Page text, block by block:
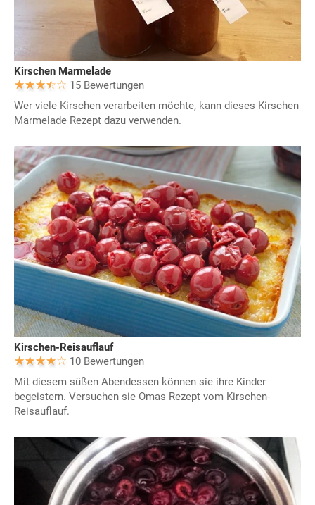
Kirschen Marmelade
15 Bewertungen
Wer viele Kirschen verarbeiten möchte, kann dieses Kirschen
Marmelade Rezept dazu verwenden.
Kirschen-Reisauflauf
10 Bewertungen
Mit diesem süßen Abendessen können sie ihre Kinder
begeistern. Versuchen sie Omas Rezept vom Kirschen-
Reisauflauf.